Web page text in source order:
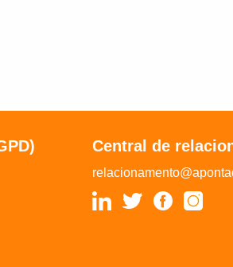
Central de